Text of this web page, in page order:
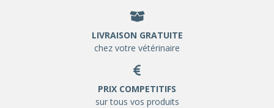
LIVRAISON GRATUITE
chez votre vétérinaire
PRIX COMPETITIFS
sur tous vos produits